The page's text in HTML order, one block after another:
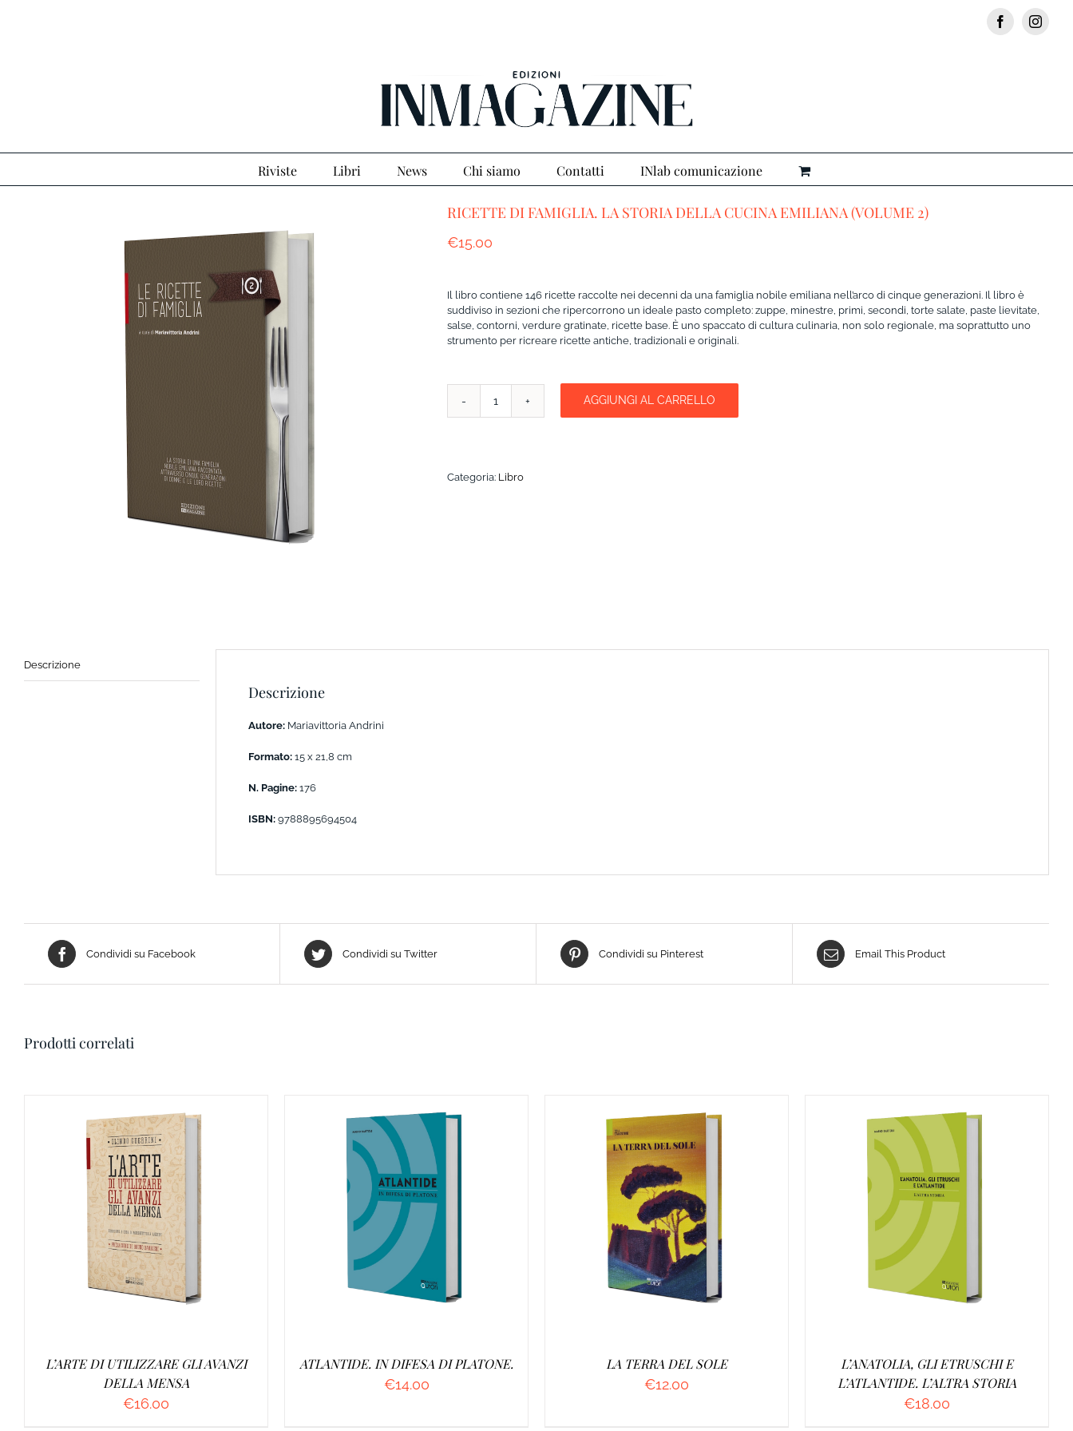
Facebook
Riviste Libri News Chi siamo Contatti INlab comunicazione
RICETTE DI FAMIGLIA. LA STORIA DELLA CUCINA EMILIANA (VOLUME 2)
€15.00
Il libro contiene 146 ricette raccolte nei decenni da una famiglia nobile emiliana nell’arco di cinque generazioni. Il libro è
suddiviso in sezioni che ripercorrono un ideale pasto completo: zuppe, minestre, primi, secondi, torte salate, paste lievitate,
salse, contorni, verdure gratinate, ricette base. È uno spaccato di cultura culinaria, non solo regionale, ma soprattutto uno
strumento per ricreare ricette antiche, tradizionali e originali.
RICETTE
DELLA
AGGIUNGI AL CARRELLO
Categoria: Libro
Descrizione
Descrizione
Autore: Mariavittoria Andrini
Formato: 15 x 21,8 cm
N. Pagine: 176
ISBN: 9788895694504
Condividi su Facebook Condividi su Twitter Condividi su Pinterest Email This Product
Prodotti correlati
AGGIUNGI AL CARRELLO
DETTAGLI
L’ARTE DI UTILIZZARE GLI AVANZI
DELLA MENSA
€16.00
AGGIUNGI AL CARRELLO
DETTAGLI
ATLANTIDE. IN DIFESA DI PLATONE.
€14.00
AGGIUNGI AL CARRELLO
DETTAGLI
LA TERRA DEL SOLE
€12.00
AGGIUNGI AL CARRELLO
DETTAGLI
L’ANATOLIA, GLI ETRUSCHI E
L’ATLANTIDE. L’ALTRA STORIA
€18.00